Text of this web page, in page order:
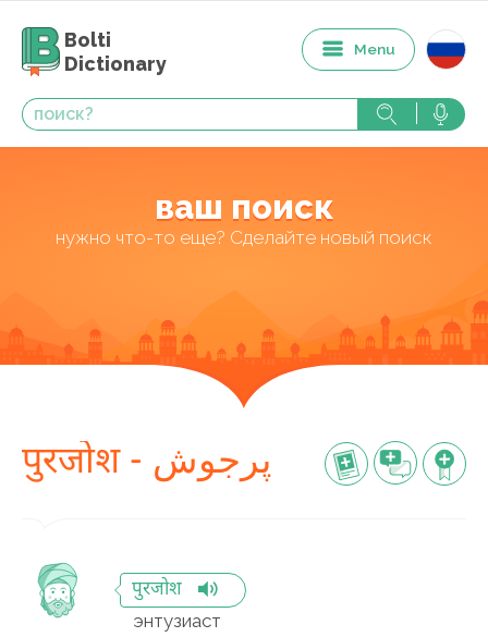
Bolti
Dictionary
Menu
ваш поиск
нужно что-то еще? Сделайте новый поиск
पुरजोश - پرجوش
पुरजोश
энтузиаст